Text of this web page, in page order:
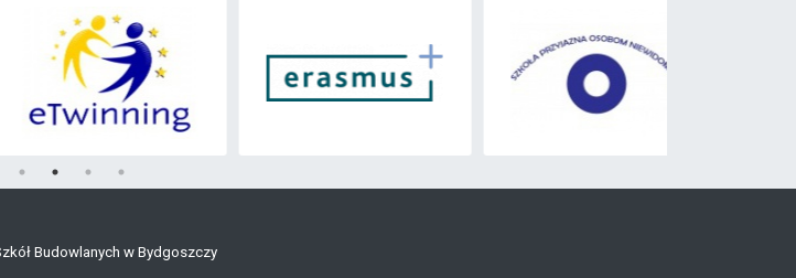
Budowlanych w Bydgoszczy